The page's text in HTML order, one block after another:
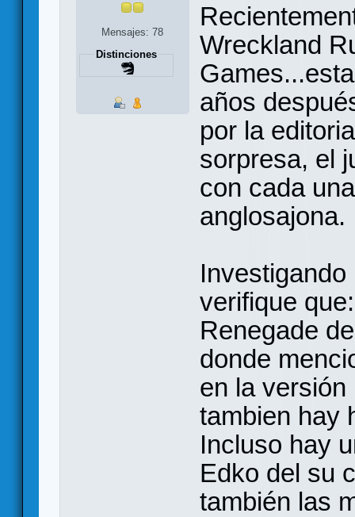
Mensajes: 78
Distinciones
Wreckland
años
por la
sorpresa, el
con cada
anglosajona.
verifique
Renegade
donde
en la
tambien hay
Incluso hay
Edko del su
también las